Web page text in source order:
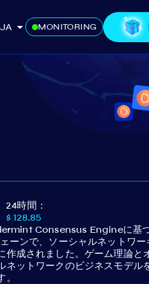
JA MONITORING
24時間：
$ 128.85
Consensus Engineに基
ンで、ソーシャルネットワー
作成されました。ゲーム理論と
ネットワークのビジネスモデル